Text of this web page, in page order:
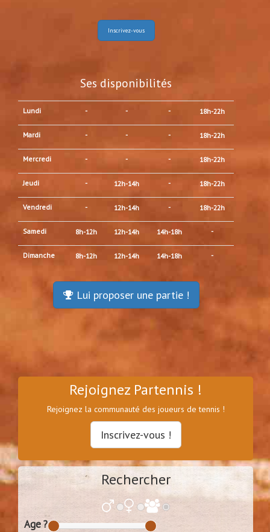
Inscrivez-vous
Ses disponibilités
Lundi - - - 18h-22h
Mardi - - - 18h-22h
Mercredi - - - 18h-22h
Jeudi - 12h-14h - 18h-22h
Vendredi - 12h-14h - 18h-22h
Samedi 8h-12h 12h-14h 14h-18h -
Dimanche 8h-12h 12h-14h 14h-18h -
Lui proposer une partie !
Rejoignez Partennis !
Rejoignez la communauté des joueurs de tennis !
Inscrivez-vous !
Rechercher
Age ?